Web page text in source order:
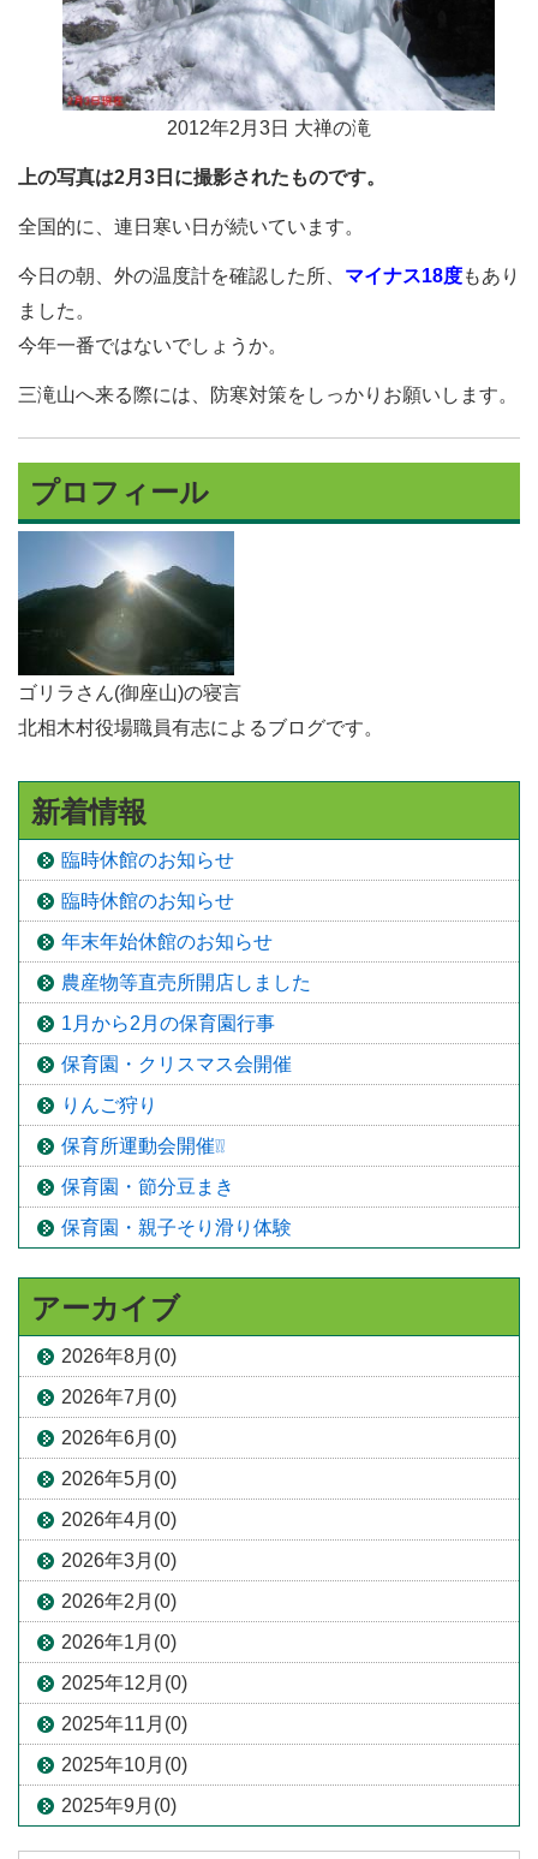
2012年2月3日 大禅の滝
上の写真は2月3日に撮影されたものです。
全国的に、連日寒い日が続いています。
今日の朝、外の温度計を確認した所、 マイナス18度もあり
ました。
今年一番ではないでしょうか。
三滝山へ来る際には、防寒対策をしっかりお願いします。
プロフィール
ゴリラさん(御座山)の寝言
北相木村役場職員有志によるブログです。
新着情報
臨時休館のお知らせ
臨時休館のお知らせ
年末年始休館のお知らせ
農産物等直売所開店しました
1月から2月の保育園行事
保育園・クリスマス会開催
りんご狩り
保育所運動会開催❕❕
保育園・節分豆まき
保育園・親子そり滑り体験
アーカイブ
2026年8月(0)
2026年7月(0)
2026年6月(0)
2026年5月(0)
2026年4月(0)
2026年3月(0)
2026年2月(0)
2026年1月(0)
2025年12月(0)
2025年11月(0)
2025年10月(0)
2025年9月(0)